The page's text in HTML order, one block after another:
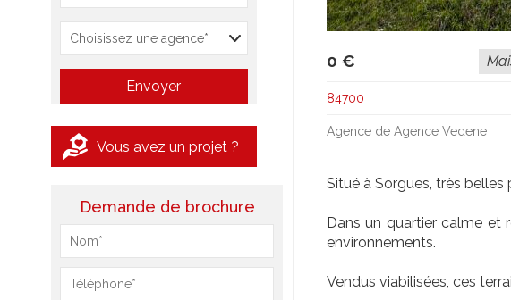
0 €
84700
Agence de Agence Vedene
Situé à Sorgues, très
Dans un quartier calme et
environnements.
Vendus viabilisées, ces
Vous avez un projet ?
Demande de brochure